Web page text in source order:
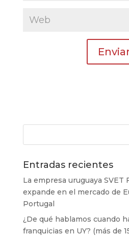
Entradas recientes
La empresa uruguaya SVET
expande en el mercado de
Portugal
¿De qué hablamos cuando
franquicias en UY? (más de